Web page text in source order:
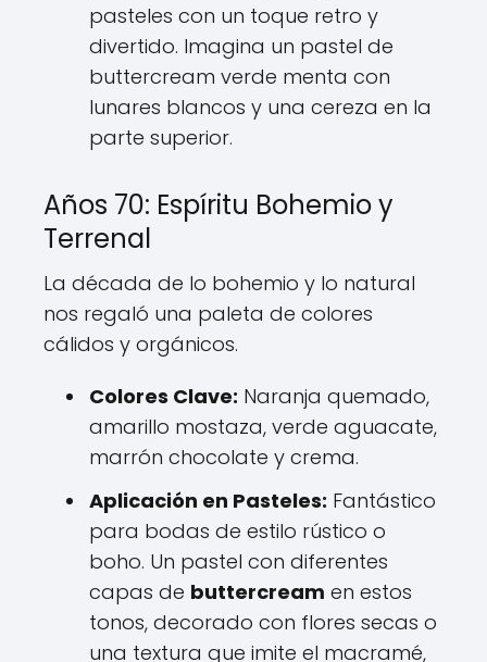
pasteles con un toque retro y
divertido. Imagina un pastel de
buttercream verde menta con
lunares blancos y una cereza en la
parte superior.
Años 70: Espíritu Bohemio y
Terrenal
La década de lo bohemio y lo natural
nos regaló una paleta de colores
cálidos y orgánicos.
Colores Clave: Naranja quemado,
amarillo mostaza, verde aguacate,
marrón chocolate y crema.
Aplicación en Pasteles: Fantástico
para bodas de estilo rústico o
boho. Un pastel con diferentes
capas de buttercream en estos
tonos, decorado con flores secas o
una textura que imite el macramé,